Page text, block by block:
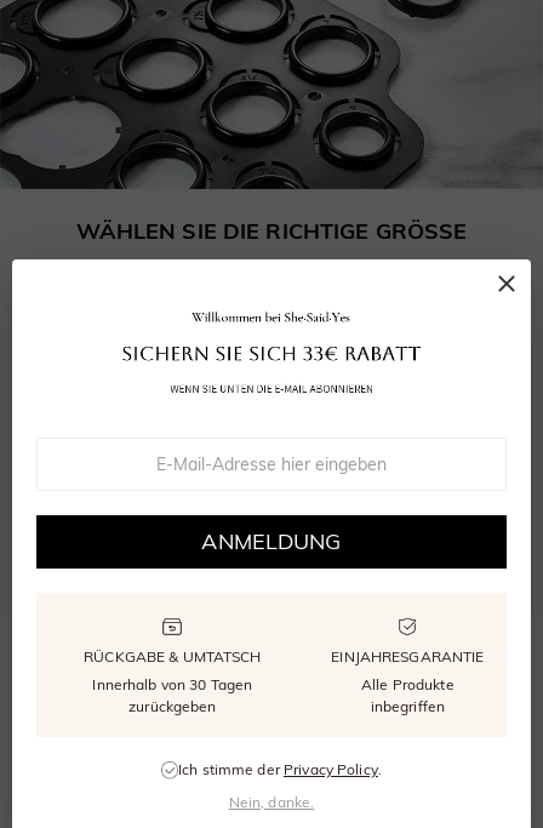
WÄHLEN SIE DIE RICHTIGE GRÖSSE
5.0
Bewertung abgeben Eine Frage stellen
Fragen(
VerifiedBuyer
Der Schliff des Steins ist symmetrisch und reflektiert das Licht
gleichmäßig. Wirkt viel teurer als er ist.
ANMELDUNG
RÜCKGABE & UMTATSCH
Innerhalb von 30 Tagen
zurückgeben
EINJAHRESGARANTIE
Alle Produkte
inbegriffen
Ich stimme der Privacy Policy.
Nein, danke.